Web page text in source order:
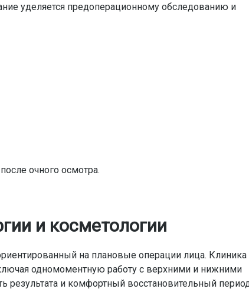
уделяется предоперационному обследованию и
очного осмотра.
и косметологии
на плановые операции лица. Клиника
одномоментную работу с верхними и нижними
результата и комфортный восстановительный